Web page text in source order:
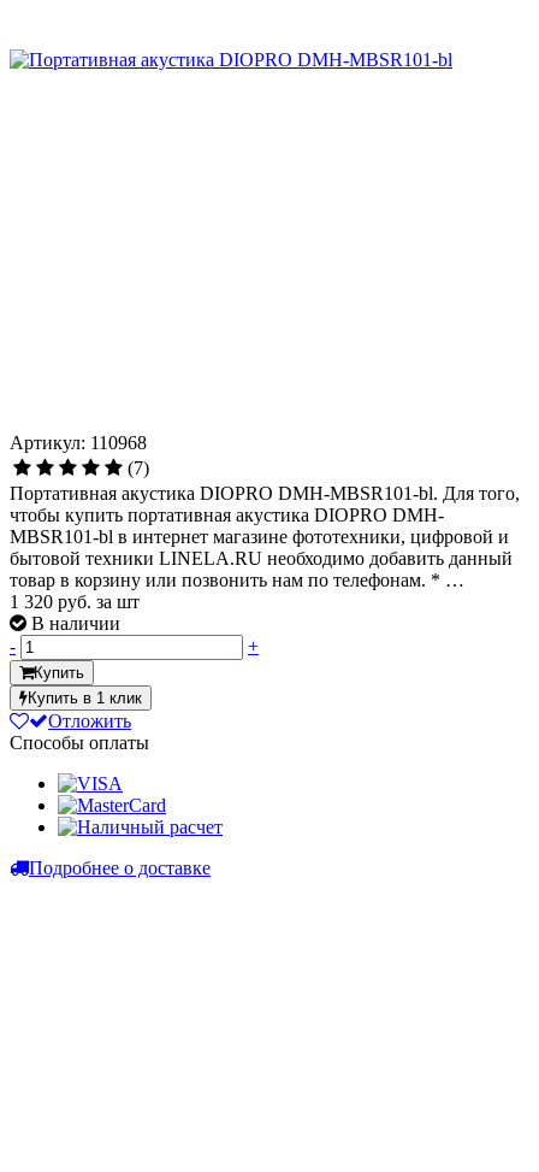
Артикул: 110968
(7)
Портативная акустика DIOPRO DMH-MBSR101-bl. Для того,
чтобы купить портативная акустика DIOPRO DMH-
MBSR101-bl в интернет магазине фототехники, цифровой и
бытовой техники LINELA.RU необходимо добавить данный
товар в корзину или позвонить нам по телефонам. * …
1 320 руб. за шт
В наличии
-
+
Купить
Купить в 1 клик
Отложить
Способы оплаты
Подробнее о доставке